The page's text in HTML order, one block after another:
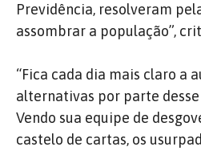
Previdência, resolveram
assombrar a população”,
“Fica cada dia mais claro a
alternativas por parte
Vendo sua equipe de
castelo de cartas, os